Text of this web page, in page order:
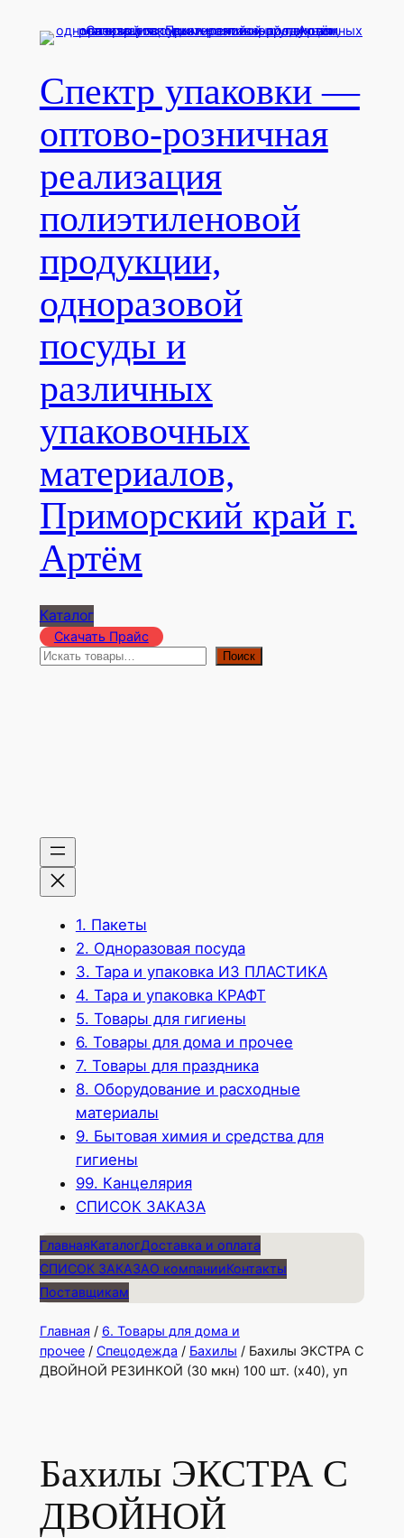
Спектр упаковки —
оптово-розничная
реализация
полиэтиленовой
продукции,
одноразовой
посуды и
различных
упаковочных
материалов,
Приморский край г.
Артём
Каталог
Скачать Прайс
П
Поиск
1. Пакеты
2. Одноразовая посуда
3. Тара и упаковка ИЗ ПЛАСТИКА
4. Тара и упаковка КРАФТ
5. Товары для гигиены
6. Товары для дома и прочее
7. Товары для праздника
8. Оборудование и расходные
материалы
9. Бытовая химия и средства для
гигиены
99. Канцелярия
СПИСОК ЗАКАЗА
ГлавнаяКаталогДоставка и оплата
СПИСОК ЗАКАЗАО компанииКонтакты
Поставщикам
Главная / 6. Товары для дома и
прочее/ Спецодежда / Бахилы / Бахилы ЭКСТРА С
ДВОЙНОЙ РЕЗИНКОЙ (30 мкн) 100 шт. (х40), уп
Бахилы ЭКСТРА С
ДВОЙНОЙ